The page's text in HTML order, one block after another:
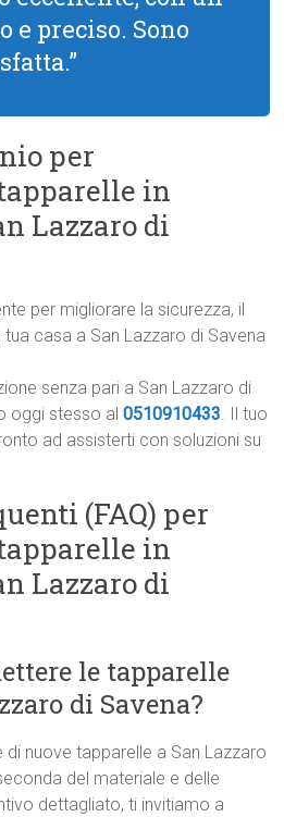
e preciso. Sono
per
in
Lazzaro di
per migliorare la sicurezza, il
casa a San Lazzaro di Savena
senza pari a San Lazzaro di
oggi stesso al0510910433. Il tuo
ad assisterti con soluzioni su
(FAQ) per
in
Lazzaro di
le tapparelle
di Savena?
di nuove tapparelle a San Lazzaro
del materiale e delle
dettagliato, ti invitiamo a